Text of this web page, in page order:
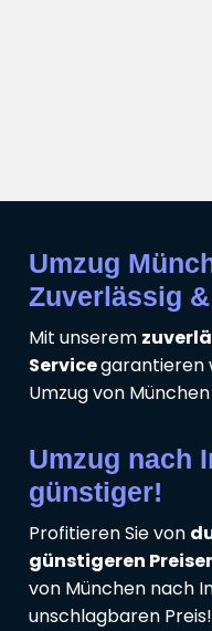
Umzug
Zuverlässig
Mit unserem
Servicegarantieren
Umzug von
Umzug nach
günstiger!
Profitieren Sie von
günstigeren
von München nach
unschlagbaren Preis!